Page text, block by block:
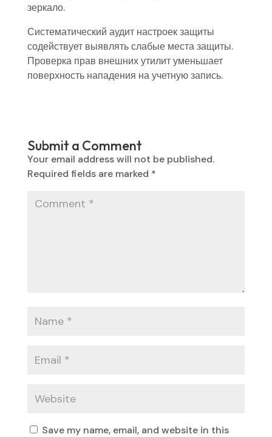
зеркало.
Систематический аудит настроек защиты
содействует выявлять слабые места защиты.
Проверка прав внешних утилит уменьшает
поверхность нападения на учетную запись.
Submit a Comment
Your email address will not be published.
Required fields are marked *
Save my name, email, and website in this